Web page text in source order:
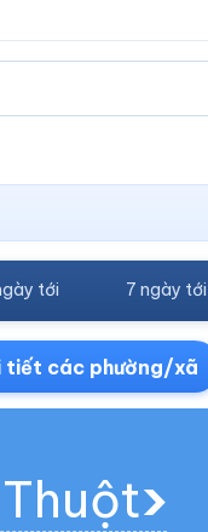
tới 7 ngày tới
tiết các phường/xã